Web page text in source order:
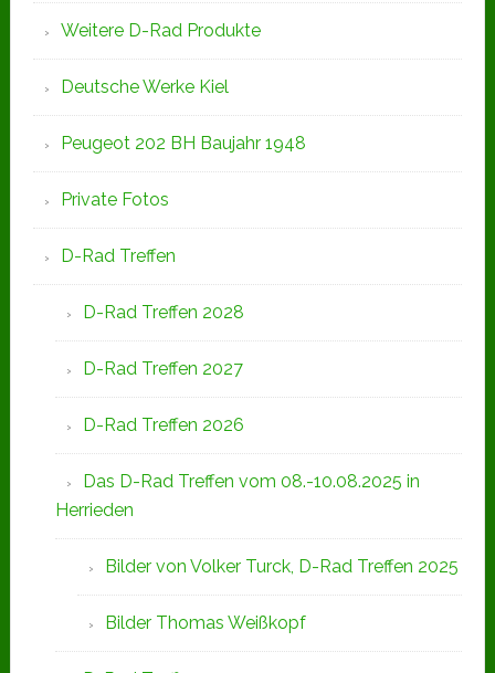
Weitere D-Rad Produkte
Deutsche Werke Kiel
Peugeot 202 BH Baujahr 1948
Private Fotos
D-Rad Treffen
D-Rad Treffen 2028
D-Rad Treffen 2027
D-Rad Treffen 2026
Das D-Rad Treffen vom 08.-10.08.2025 in
Herrieden
Bilder von Volker Turck, D-Rad Treffen 2025
Bilder Thomas Weißkopf